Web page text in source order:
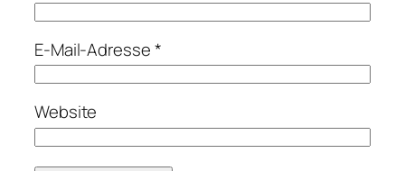
E-Mail-Adresse*
Website